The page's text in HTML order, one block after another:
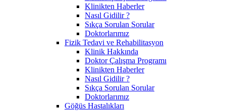
Klinikten Haberler
Nasıl Gidilir ?
Sıkça Sorulan Sorular
Doktorlarımız
Fizik Tedavi ve Rehabilitasyon
Klinik Hakkında
Doktor Çalışma Programı
Klinikten Haberler
Nasıl Gidilir ?
Sıkça Sorulan Sorular
Doktorlarımız
Göğüs Hastalıkları